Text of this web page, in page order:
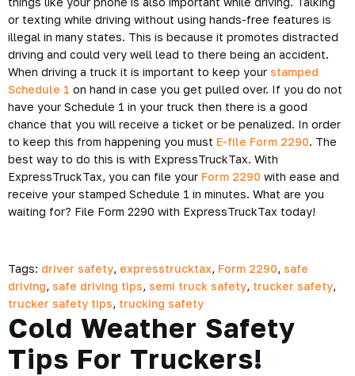
or texting while driving without using hands-free features is
illegal in many states. This is because it promotes distracted
driving and could very well lead to there being an accident.
When driving a truck it is important to keep your stamped
Schedule 1 on hand in case you get pulled over. If you do not
have your Schedule 1 in your truck then there is a good
chance that you will receive a ticket or be penalized. In order
to keep this from happening you must E-file Form 2290. The
best way to do this is with ExpressTruckTax. With
ExpressTruckTax, you can file your Form 2290 with ease and
receive your stamped Schedule 1 in minutes. What are you
waiting for? File Form 2290 with ExpressTruckTax today!
Tags: driver safety, expresstrucktax, Form 2290, safe
driving, safe driving tips, semi truck safety, trucker safety,
trucker safety tips, trucking safety
Cold Weather Safety
Tips For Truckers!